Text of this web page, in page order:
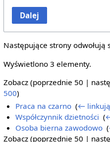
Dalej
Następujące strony odwołują
Wyświetlono 3 elementy.
Zobacz (poprzednie 50 |
500)
Praca na czarno ‎(←
Współczynnik dzietności ‎(
Osoba bierna zawodowo ‎(
Zobacz (poprzednie 50 |